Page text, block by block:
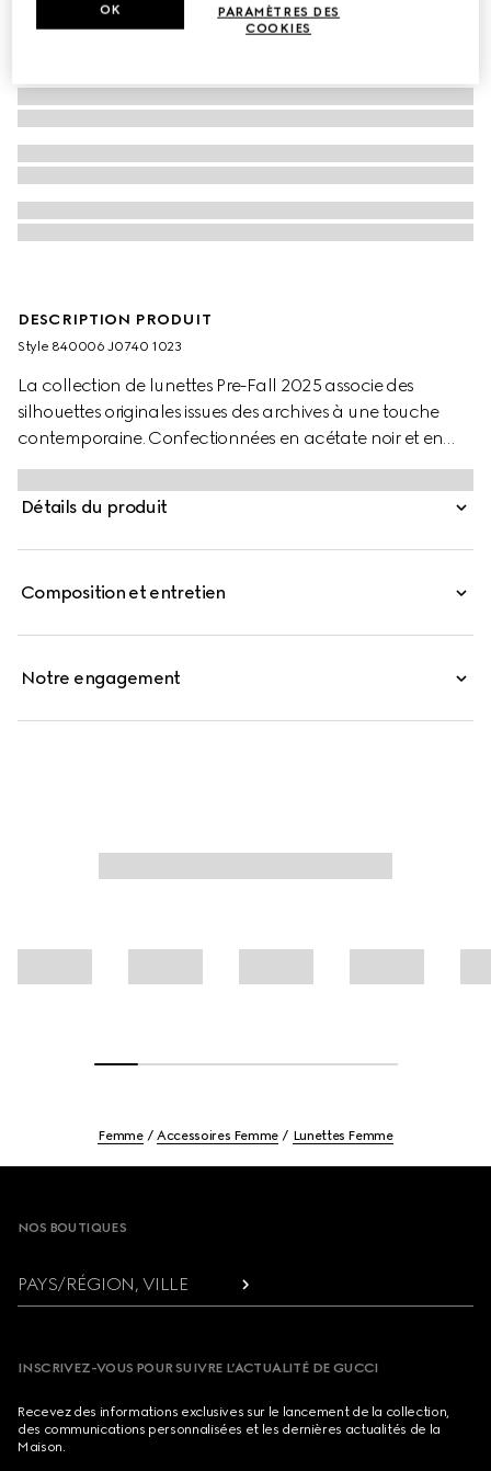
DESCRIPTION PRODUIT
Style ‎840006 J0740 1023
La collection de lunettes Pre-Fall 2025 associe des
silhouettes originales issues des archives à une touche
contemporaine. Confectionnées en acétate noir et en
métal couleur doré clair, ces lunettes de soleil à monture
œil-de-chat sont ornées de perles et d’un détail GG
enlacés ajouré.
Détails du produit
Composition et entretien
Notre engagement
Femme Accessoires Femme Lunettes Femme
NOS BOUTIQUES
PAYS/RÉGION, VILLE
INSCRIVEZ-VOUS POUR SUIVRE L’ACTUALITÉ DE GUCCI
Recevez des informations exclusives sur le lancement de la collection,
des communications personnalisées et les dernières actualités de la
Maison.
PARAMÈTRES DES
COOKIES
OK